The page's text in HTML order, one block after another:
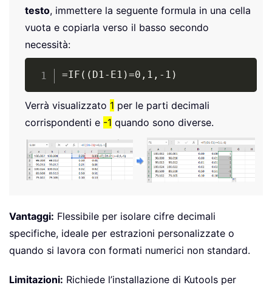
testo, immettere la seguente formula in una cella
vuota e copiarla verso il basso secondo
necessità:
=IF((D1-E1)=0,1,-1)
Verrà visualizzato 1 per le parti decimali
corrispondenti e -1 quando sono diverse.
Vantaggi: Flessibile per isolare cifre decimali
specifiche, ideale per estrazioni personalizzate o
quando si lavora con formati numerici non standard.
Limitazioni: Richiede l’installazione di Kutools per